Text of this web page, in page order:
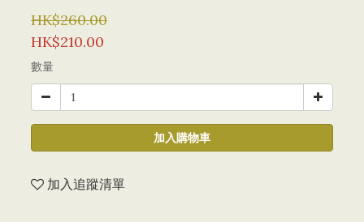
HK$260.00
HK$210.00
數量
加入購物車
加入追蹤清單